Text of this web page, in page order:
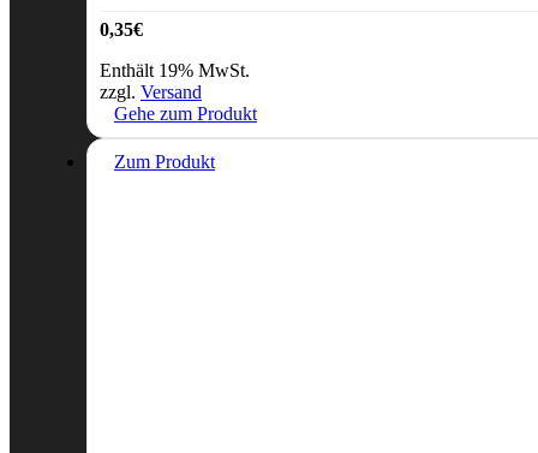
0,35€
Enthält 19% MwSt.
zzgl. Versand
Gehe zum Produkt
Zum Produkt